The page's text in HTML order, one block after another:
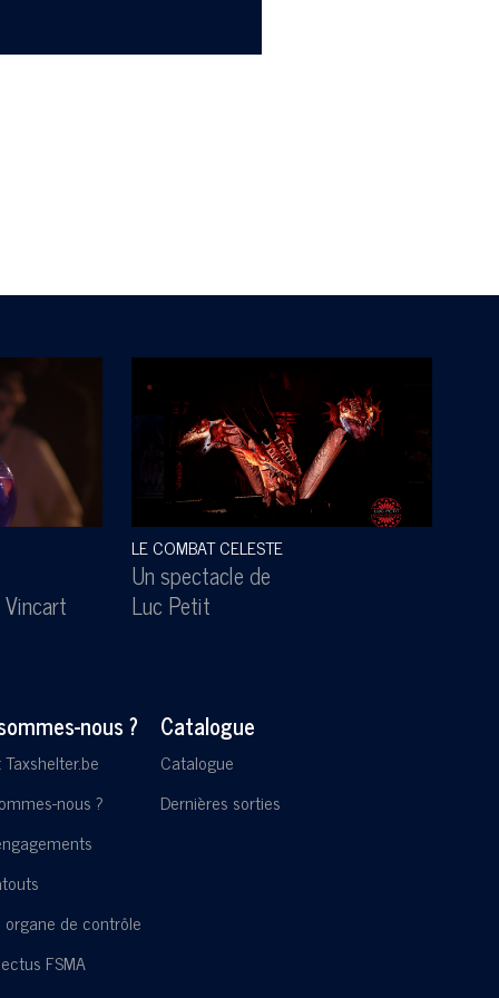
LE COMBAT CELESTE
Un spectacle de
Luc Petit
nous ?
nous ?
organe de contrôle
FSMA
Catalogue
Catalogue
Dernières sorties